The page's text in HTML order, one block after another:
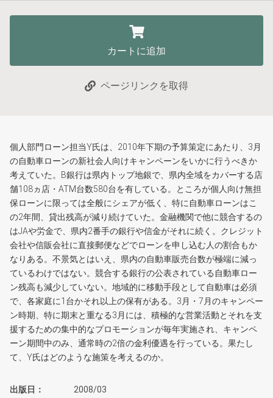
カートに追加
ページリンクを取得
個人部門ローン担当Y氏は、2010年下期の予算策定にあたり、3月
の自動車ローンの新社会人向けキャンペーンをいかに行うべきか
考えていた。B銀行は県内トップ地銀で、県内全域をカバーする店
舗108ヵ店・ATM台数580台を有している。ところが個人向け無担
保ローンに限っては全般にシェアが低く、特に自動車ローンはこ
の2年間、貸出残高が減り続けていた。金融機関で他に競合するの
はJAや労金で、県内2番手の銀行や信金がそれに続く。クレジット
会社や信販会社に直接郵便などでローンを申し込む人の割合もか
なりある。不景気とはいえ、県内の自動車販売台数が極端に減っ
ているわけではない。競合する銀行の公表されている自動車ロー
ン残高も減少していない。地域的に移動手段として自動車は必須
で、各家庭に1台かそれ以上の保有がある。3月・7月のキャンペー
ン時期、特に期末と重なる3月には、積極的な営業活動とそれを支
援するための集中的なプロモーションが毎年実施され、キャンペ
ーン期間中のみ、通常時の2倍の金利優遇を行っている。果たし
て、Y氏はどのような施策を考えるのか。
出版日
2008/03